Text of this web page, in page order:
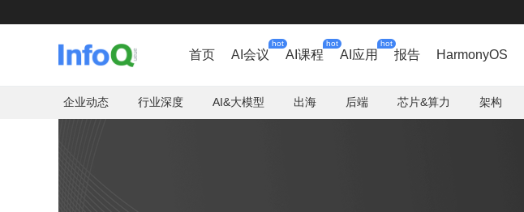
首页 AI会议
hot
AI课程
hot
AI应用
hot
报告 HarmonyOS
企业动态 行业深度 AI&大模型 出海 后端 芯片&算力 架构